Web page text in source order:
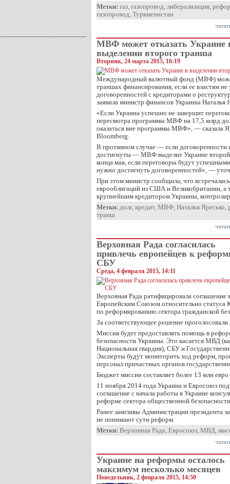
Метки: газ, газопровод, либерализация,
газопровод, Туркменистан
МВФ может отказать Украине
выделении второго транша
Вторник, 24 марта 2015, 16:19
Международный валютный фонд (МВФ)
траншах финансирования, если ее властям не
договоренностей с кредиторами о
заявила министр финансов Украины Наталья
«Если Украина успешно не завершит
пересмотра программы МВФ на 17,5 млрд
оказаться вне программы МВФ», — сказала
Bloomberg.
В противном случае — если договоренности
достигнуты — МВФ выделит Украине
конца мая, если переговоры будут
нужно достигнуть договоренностей», —
При этом министр сообщила, что
еврооблигаций из США и Великобритании, а
крупнейшим кредитором Украины,
Метки: долг, кредит, МВФ, Наталья Яресько,
транш
Верховная Рада согласилась
привлечь европейцев к
СБУ
Среда, 4 февраля 2015, 14:11
Верховная Рада ратифицировала
Европейским Союзом относительно статуса
по реформированию сектора гражданской
За соответствующее решение проголосовали
Миссия будет предоставлять помощь в
безопасности Украины. Это касается МВД
Национальная гвардия), СБУ и
Эксперты будут мониторить ход реформ,
персонал причастных органов
Бюджет миссии составляет более 13 млн евро
11 ноября 2014 года Украина и Евросоюз
соглашение с начала работы в Украине
реформе сектора общественной
Ранее замглавы Администрации президента
не понимают сути реформ.
Метки: Верховная Рада, Евросоюз, МВД,
Украине на реформы осталось
максимум несколько месяцев
Понедельник, 2 февраля 2015, 14:50